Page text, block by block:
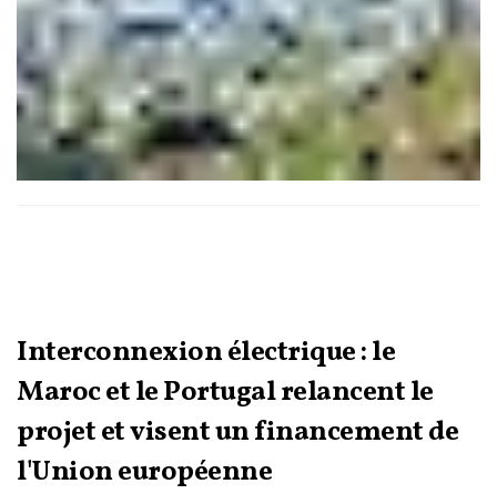
Interconnexion électrique : le
Maroc et le Portugal relancent le
projet et visent un financement de
l'Union européenne